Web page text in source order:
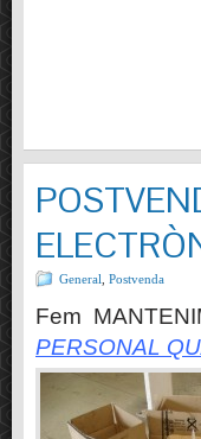
General Postvenda
Fem
PERSONAL